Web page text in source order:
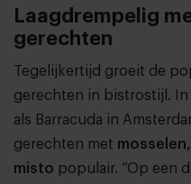
Laagdrempelig
gerechten
Tegelijkertijd groeit de
gerechten in bistrostijl. In
als Barracuda in
gerechten met
misto populair. “Op een